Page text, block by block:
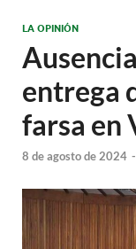
LA OPINIÓN
entrega
farsa en
8 de agosto de 2024 -